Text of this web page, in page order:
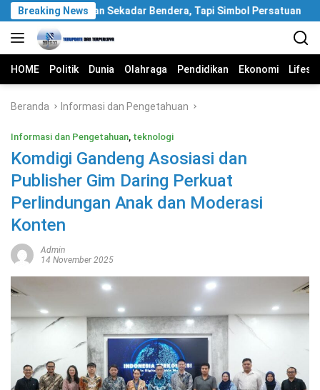
Langsung
ke
konten
Breaking News
Putih Bukan Sekadar Bendera, Tapi Simbol Persatuan
HOME Politik Dunia Olahraga Pendidikan Ekonomi
Beranda Informasi dan Pengetahuan
Informasi dan Pengetahuan, teknologi
Komdigi Gandeng Asosiasi dan
Publisher Gim Daring Perkuat
Perlindungan Anak dan Moderasi
Konten
Admin
14 November 2025